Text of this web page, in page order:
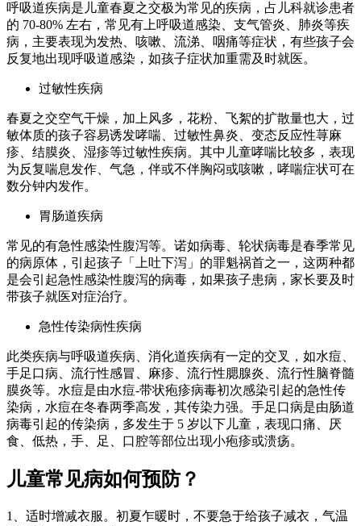
呼吸道疾病是儿童春夏之交极为常见的疾病，占儿科就诊患者
的 70-80% 左右，常见有上呼吸道感染、支气管炎、肺炎等疾
病，主要表现为发热、咳嗽、流涕、咽痛等症状，有些孩子会
反复地出现呼吸道感染，如孩子症状加重需及时就医。
过敏性疾病
春夏之交空气干燥，加上风多，花粉、飞絮的扩散量也大，过
敏体质的孩子容易诱发哮喘、过敏性鼻炎、变态反应性荨麻
疹、结膜炎、湿疹等过敏性疾病。其中儿童哮喘比较多，表现
为反复喘息发作、气急，伴或不伴胸闷或咳嗽，哮喘症状可在
数分钟内发作。
胃肠道疾病
常见的有急性感染性腹泻等。诺如病毒、轮状病毒是春季常见
的病原体，引起孩子「上吐下泻」的罪魁祸首之一，这两种都
是会引起急性感染性腹泻的病毒，如果孩子患病，家长要及时
带孩子就医对症治疗。
急性传染病性疾病
此类疾病与呼吸道疾病、消化道疾病有一定的交叉，如水痘、
手足口病、流行性感冒、麻疹、流行性腮腺炎、流行性脑脊髓
膜炎等。水痘是由水痘-带状疱疹病毒初次感染引起的急性传
染病，水痘在冬春两季高发，其传染力强。手足口病是由肠道
病毒引起的传染病，多发生于 5 岁以下儿童，表现口痛、厌
食、低热，手、足、口腔等部位出现小疱疹或溃疡。
儿童常见病如何预防？
1、适时增减衣服。初夏乍暖时，不要急于给孩子减衣，气温